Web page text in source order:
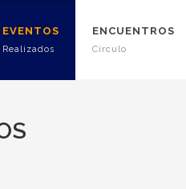
EVENTOS
Realizados
ENCUENTROS
Círculo